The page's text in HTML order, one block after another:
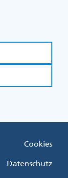
Cookies
Datenschutz